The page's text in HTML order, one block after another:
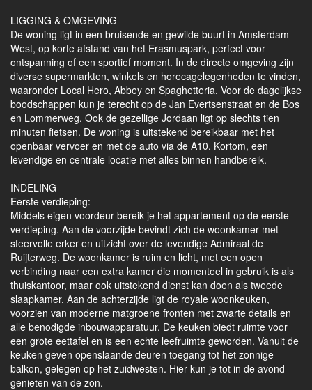
LIGGING & OMGEVING
De woning ligt in een bruisende en gewilde buurt in Amsterdam-
West, op korte afstand van het Erasmuspark, perfect voor
ontspanning of een sportief moment. In de directe omgeving zijn
diverse supermarkten, winkels en horecagelegenheden te vinden,
waaronder Local Hero, Abbey en Spaghetteria. Voor de dagelijkse
boodschappen kun je terecht op de Jan Evertsenstraat en de Bos
en Lommerweg. Ook de gezellige Jordaan ligt op slechts tien
minuten fietsen. De woning is uitstekend bereikbaar met het
openbaar vervoer en met de auto via de A10. Kortom, een
levendige en centrale locatie met alles binnen handbereik.
INDELING
Eerste verdieping:
Middels eigen voordeur bereik je het appartement op de eerste
verdieping. Aan de voorzijde bevindt zich de woonkamer met
sfeervolle erker en uitzicht over de levendige Admiraal de
Ruijterweg. De woonkamer is ruim en licht, met een open
verbinding naar een extra kamer die momenteel in gebruik is als
thuiskantoor, maar ook uitstekend dienst kan doen als tweede
slaapkamer. Aan de achterzijde ligt de royale woonkeuken,
voorzien van moderne matgroene fronten met zwarte details en
alle benodigde inbouwapparatuur. De keuken biedt ruimte voor
een grote eettafel en is een echte leefruimte geworden. Vanuit de
keuken geven openslaande deuren toegang tot het zonnige
balkon, gelegen op het zuidwesten. Hier kun je tot in de avond
genieten van de zon.